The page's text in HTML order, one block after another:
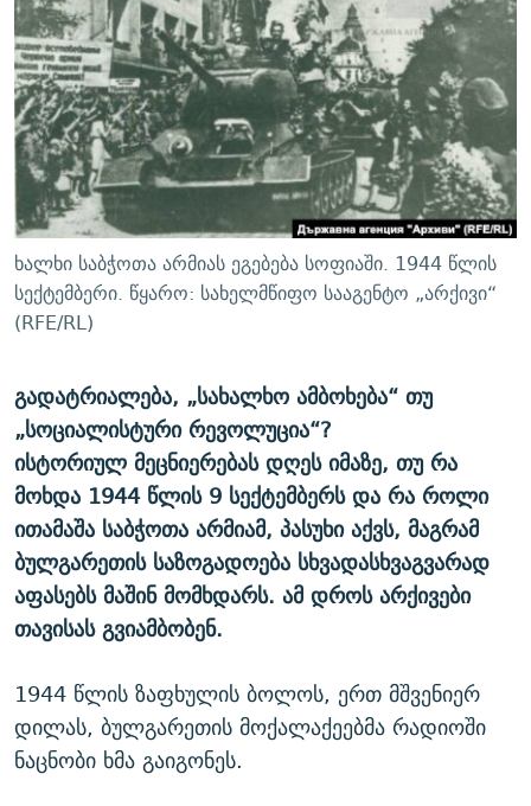
ᲛᲝᲚᲐᲞᲐᲠᲐᲙᲔ ᲢᲔᲥᲡᲢᲔᲑᲘ
ᲨᲘᲜ - ᲣᲪᲮᲝᲔᲗᲨᲘ
ᲚᲘᲢᲔᲠᲐᲢᲣᲠᲣᲚᲘ ᲬᲐᲮᲜᲐᲒᲔᲑᲘ
ᲐᲛᲔᲠᲘᲙᲣᲚᲘ ᲛᲝᲗᲮᲠᲝᲑᲐ
ᲘᲛᲞᲔᲠᲘᲐ ᲓᲐ ᲠᲐᲓᲘᲝ
ᲩᲔᲛᲘ ᲡᲘᲙᲕᲓᲘᲚᲘᲡ ᲛᲘᲖᲔᲖᲘᲐ COVID-19
11 ᲬᲔᲚᲘ - 11 ᲐᲛᲑᲐᲕᲘ
ᲡᲐᲞᲐᲠᲚᲐᲛᲔᲜᲢᲝ ᲐᲠᲩᲔᲕᲜᲔᲑᲘᲡ ᲘᲡᲢᲝᲠᲘᲐ
ᲑᲐᲕᲨᲕᲔᲑᲘ ᲞᲠᲝᲡᲢᲘᲢᲣᲪᲘᲐᲨᲘ - ᲐᲛᲝᲣᲗᲥᲛᲔᲚᲘ ᲐᲛᲑᲐᲕᲘ
5 ᲐᲛᲑᲐᲕᲘ - 20 ᲘᲕᲜᲘᲡᲡ ᲓᲐᲨᲐᲕᲔᲑᲣᲚᲔᲑᲘ
ᲐᲒᲕᲘᲡᲢᲝᲡ ᲝᲛᲘ
ПРИВЕТ ᲙᲣᲚᲢᲣᲠᲐ
ᲒᲐᲛᲝᲘᲬᲔᲠᲔ
რთე/რთ-ის ყველა საიტი
ხალხი საბჭოთა არმიას ეგებება სოფიაში. 1944 წლის
სექტემბერი. წყარო: სახელმწიფო სააგენტო „არქივი“
(RFE/RL)
გადატრიალება, „სახალხო ამბოხება“ თუ
„სოციალისტური რევოლუცია“?
ისტორიულ მეცნიერებას დღეს იმაზე, თუ რა
მოხდა 1944 წლის 9 სექტემბერს და რა როლი
ითამაშა საბჭოთა არმიამ, პასუხი აქვს, მაგრამ
ბულგარეთის საზოგადოება სხვადასხვაგვარად
აფასებს მაშინ მომხდარს. ამ დროს არქივები
თავისას გვიამბობენ.
1944 წლის ზაფხულის ბოლოს, ერთ მშვენიერ
დილას, ბულგარეთის მოქალაქეებმა რადიოში
ნაცნობი ხმა გაიგონეს.